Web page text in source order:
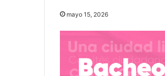
mayo 15, 2026